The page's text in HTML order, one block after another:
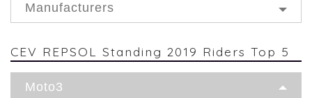
Manufacturers
CEV REPSOL Standing 2019 Riders Top 5
Moto3